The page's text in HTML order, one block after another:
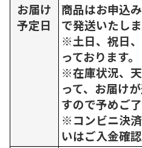
お届け
予定日
商品はお申込
で発送いたしま
※土日、祝日
っております。
※在庫状況、
って、お届け
すので予めご
※コンビニ決
いはご入金確